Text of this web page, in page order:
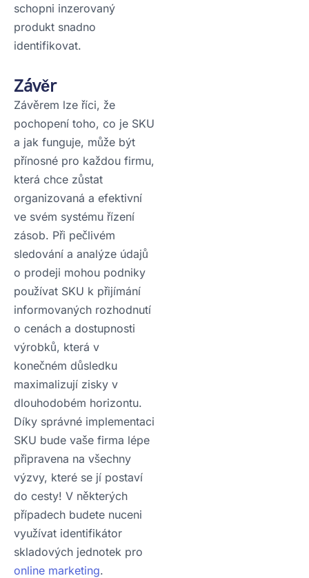
schopni inzerovaný
produkt snadno
identifikovat.
Závěr
Závěrem lze říci, že
pochopení toho, co je SKU
a jak funguje, může být
přínosné pro každou firmu,
která chce zůstat
organizovaná a efektivní
ve svém systému řízení
zásob. Při pečlivém
sledování a analýze údajů
o prodeji mohou podniky
používat SKU k přijímání
informovaných rozhodnutí
o cenách a dostupnosti
výrobků, která v
konečném důsledku
maximalizují zisky v
dlouhodobém horizontu.
Díky správné implementaci
SKU bude vaše firma lépe
připravena na všechny
výzvy, které se jí postaví
do cesty! V některých
případech budete nuceni
využívat identifikátor
skladových jednotek pro
online marketing.